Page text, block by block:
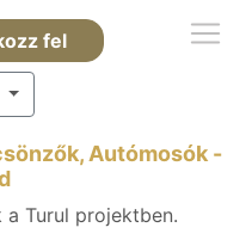
fel
Autómosók -
Turul projektben.